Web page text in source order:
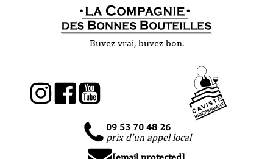
Buvez vrai, buvez bon.
09 53 70 48 26
prix d'un appel local